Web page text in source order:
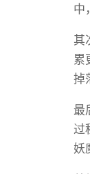
中
其
累
掉
最
过
妖